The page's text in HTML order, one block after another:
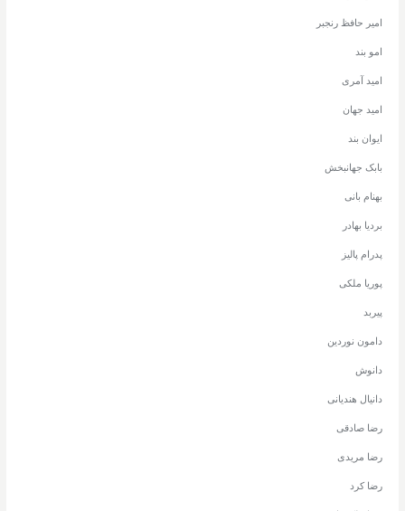
امیر حافظ رنجبر
امو بند
امید آمری
امید جهان
ایوان بند
بابک جهانبخش
بهنام بانی
بردیا بهادر
پدرام پالیز
پوریا ملکی
پیربد
دامون نوردین
دانوش
دانیال هندیانی
رضا صادقی
رضا مریدی
رضا کرد